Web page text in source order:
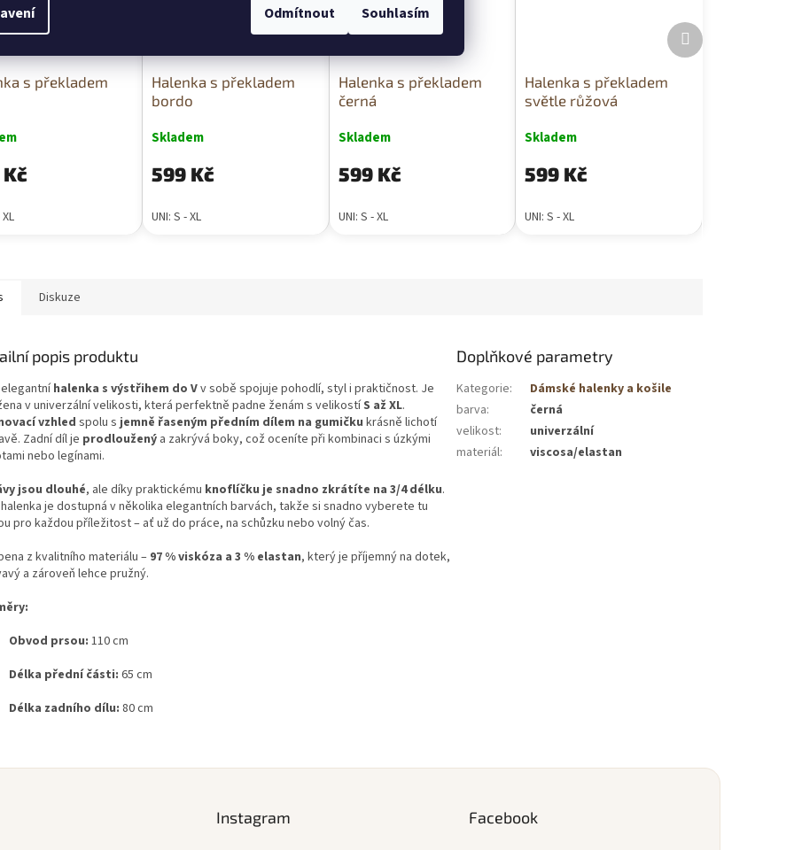
Odmítnout Souhlasím
s překladem
Halenka s překladem
bordo
Skladem
599 Kč
UNI: S - XL
Halenka s překladem
černá
Skladem
599 Kč
UNI: S - XL
Halenka s překladem
světle růžová
Skladem
599 Kč
UNI: S - XL
Další
produkt
Diskuze
popis produktu
halenka s výstřihem do Vv sobě spojuje pohodlí, styl i praktičnost. Je
v univerzální velikosti, která perfektně padne ženám s velikostíS až XL.
vzhled spolu s jemně řaseným předním dílem na gumičku krásně lichotí
Zadní díl je prodloužený a zakrývá boky, což oceníte při kombinaci s úzkými
nebo legínami.
jsou dlouhé, ale díky praktickému knoflíčku je snadno zkrátíte na 3/4 délku.
je dostupná v několika elegantních barvách, takže si snadno vyberete tu
pro každou příležitost – ať už do práce, na schůzku nebo volný čas.
z kvalitního materiálu – 97 % viskóza a 3 % elastan, který je příjemný na dotek,
a zároveň lehce pružný.
Obvod prsou: 110 cm
Délka přední části: 65 cm
Délka zadního dílu: 80 cm
Doplňkové parametry
Kategorie:
Dámské halenky a košile
barva:
černá
velikost:
univerzální
materiál: viscosa/elastan
Instagram Facebook